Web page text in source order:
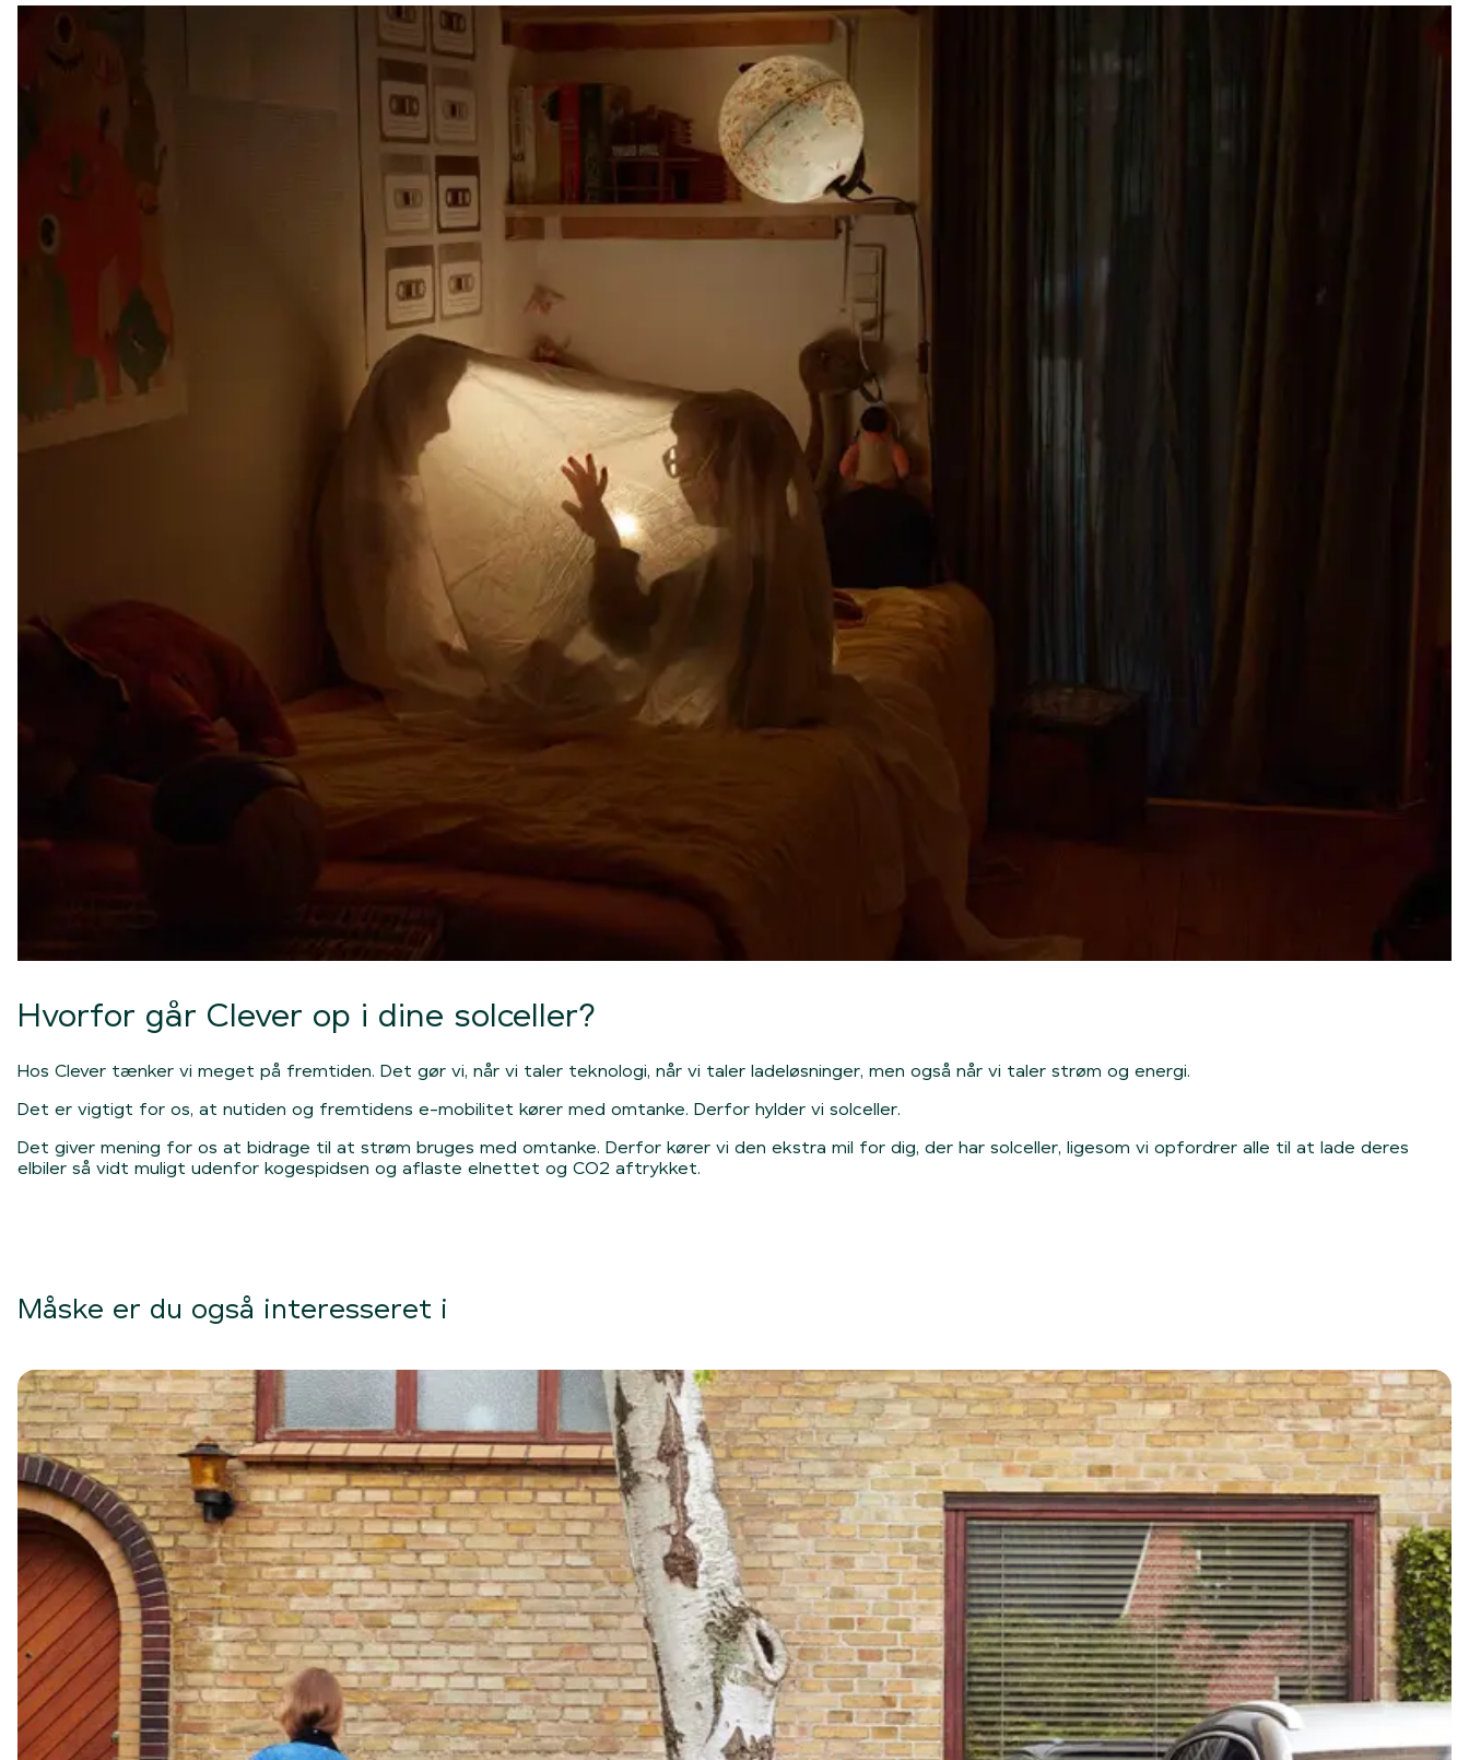
Hvorfor går Clever op i dine solceller?
Hos Clever tænker vi meget på fremtiden. Det gør vi, når vi taler teknologi, når vi taler ladeløsninger, men også når vi taler strøm og energi.
Det er vigtigt for os, at nutiden og fremtidens e-mobilitet kører med omtanke. Derfor hylder vi solceller.
Det giver mening for os at bidrage til at strøm bruges med omtanke. Derfor kører vi den ekstra mil for dig, der har solceller, ligesom vi opfordrer alle til at lade deres
elbiler så vidt muligt udenfor kogespidsen og aflaste elnettet og CO2 aftrykket.
Måske er du også interesseret i